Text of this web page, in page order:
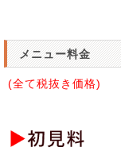
メニュー料金
(全て税抜き価格)